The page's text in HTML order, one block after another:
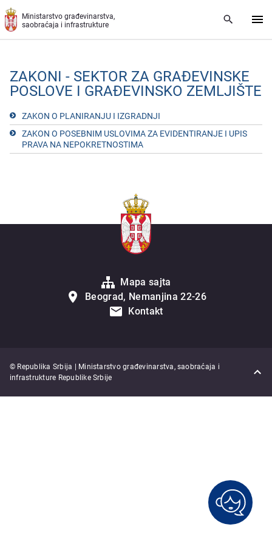
Preskoči na glavni deo sadržaja
Ministarstvo građevinarstva,
saobraćaja i infrastrukture
ZAKONI - SEKTOR ZA GRAĐEVINSKE
POSLOVE I GRAĐEVINSKO ZEMLJIŠTE
ZAKON O PLANIRANJU I IZGRADNJI
ZAKON O POSЕBNIM USLOVIMA ZA ЕVIDЕNTIRANJЕ I UPIS
PRAVA NA NЕPOKRЕTNOSTIMA
Mapa sajta
Beograd, Nemanjina 22-26
Kontakt
© Republika Srbija | Ministarstvo građevinarstva, saobraćaja i
infrastrukture Republike Srbije